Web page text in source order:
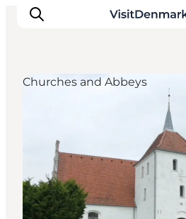
Resmål
Aktiviteter
Övernatta
Planera resan
Churches and Abbeys